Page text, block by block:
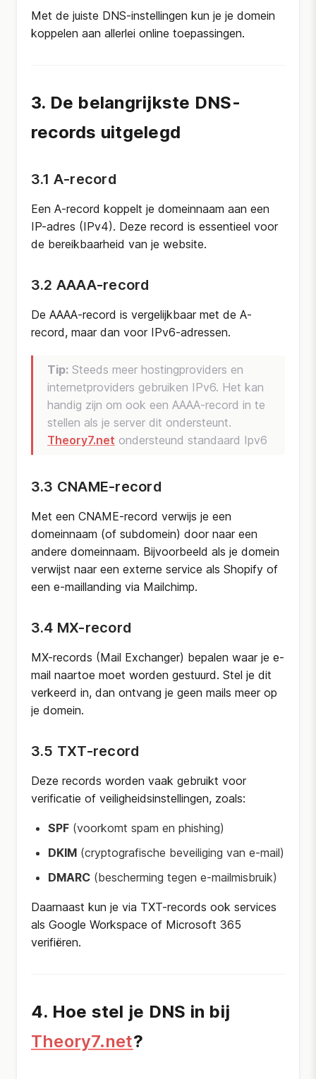
Met de juiste DNS-instellingen kun je je domein
koppelen aan allerlei online toepassingen.
3. De belangrijkste DNS-
records uitgelegd
3.1 A-record
Een A-record koppelt je domeinnaam aan een
IP-adres (IPv4). Deze record is essentieel voor
de bereikbaarheid van je website.
3.2 AAAA-record
De AAAA-record is vergelijkbaar met de A-
record, maar dan voor IPv6-adressen.
Tip: Steeds meer hostingproviders en
internetproviders gebruiken IPv6. Het kan
handig zijn om ook een AAAA-record in te
stellen als je server dit ondersteunt.
Theory7.net ondersteund standaard Ipv6
3.3 CNAME-record
Met een CNAME-record verwijs je een
domeinnaam (of subdomein) door naar een
andere domeinnaam. Bijvoorbeeld als je domein
verwijst naar een externe service als Shopify of
een e-maillanding via Mailchimp.
3.4 MX-record
MX-records (Mail Exchanger) bepalen waar je e-
mail naartoe moet worden gestuurd. Stel je dit
verkeerd in, dan ontvang je geen mails meer op
je domein.
3.5 TXT-record
Deze records worden vaak gebruikt voor
verificatie of veiligheidsinstellingen, zoals:
SPF (voorkomt spam en phishing)
DKIM (cryptografische beveiliging van e-mail)
DMARC (bescherming tegen e-mailmisbruik)
Daarnaast kun je via TXT-records ook services
als Google Workspace of Microsoft 365
verifiëren.
4. Hoe stel je DNS in bij
Theory7.net?